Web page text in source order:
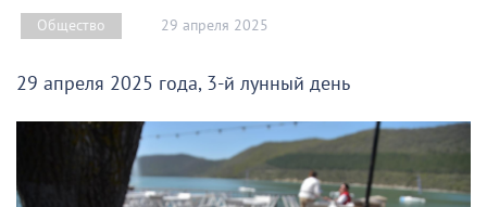
Общество 29 апреля 2025
29 апреля 2025 года, 3-й лунный день